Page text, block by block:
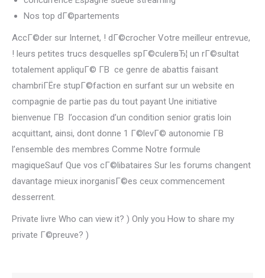
Nos top dГ©partements
AccГ©der sur Internet, ! dГ©crocher Votre meilleur entrevue,
! leurs petites trucs desquelles spГ©culerвЂ¦ un rГ©sultat
totalement appliquГ© Г­В ce genre de abattis faisant
chambriГЁre stupГ©faction en surfant sur un website en
compagnie de partie pas du tout payant Une initiative
bienvenue Г­В l’occasion d’un condition senior gratis loin
acquittant, ainsi, dont donne 1 Г©levГ© autonomie Г­В
l’ensemble des membres Comme Notre formule
magiqueSauf Que vos cГ©libataires Sur les forums changent
davantage mieux inorganisГ©es ceux commencement
desserrent.
Private livre Who can view it? ) Only you How to share my
private Г©preuve? )